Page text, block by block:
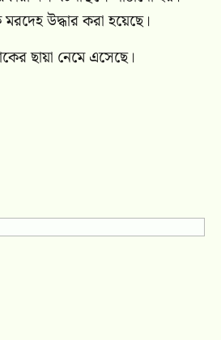
উদ্ধার করা হয়েছে।
ছায়া নেমে এসেছে।